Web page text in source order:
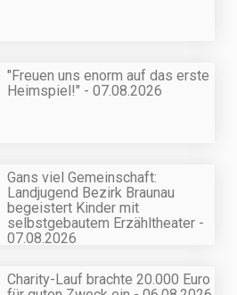
"Freuen uns enorm auf das erste
Heimspiel!" - 07.08.2026
Gans viel Gemeinschaft:
Landjugend Bezirk Braunau
begeistert Kinder mit
selbstgebautem Erzähltheater -
07.08.2026
Charity-Lauf brachte 20.000 Euro